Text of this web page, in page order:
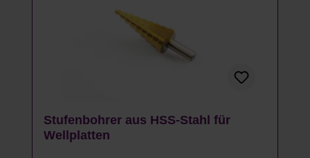
Stufenbohrer aus HSS-Stahl für
Wellplatten